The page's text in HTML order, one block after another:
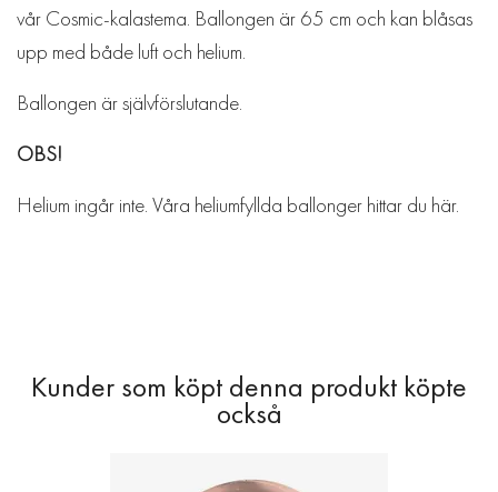
vår Cosmic-kalastema. Ballongen är 65 cm och kan blåsas
upp med både luft och helium.
Ballongen är självförslutande.
OBS!
Helium ingår inte. Våra heliumfyllda ballonger hittar du här.